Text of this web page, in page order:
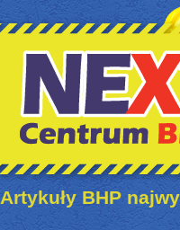
Artykuły BHP